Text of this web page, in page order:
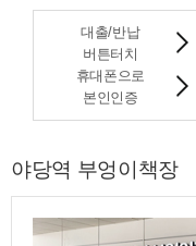
대출/반납
버튼터치
휴대폰으로
본인인증
야당역 부엉이책장